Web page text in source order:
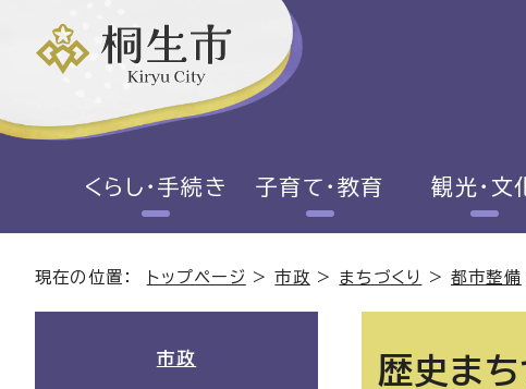
くらし・手続き 子育て・教育 観光・文
現在の位置： トップページ >市政 > まちづくり >都市整備
歴史まち
市政